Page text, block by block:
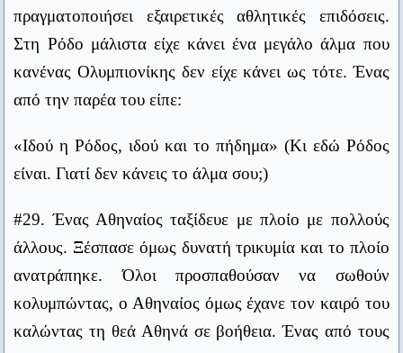
Η επανάληψις είναι μήτηρ της μαθήσεως.
Ανώνυμος
Σπεύδε βραδέως.
Πυθαγόρας
Έχω δώσει εντολές να με ξυπνούν οποιαδήποτε ώρα σε
συμβούλιο.
Αξία έχει η συμμετοχή και όχι η νίκη.
Ο πρώτος είναι πρώτος και ο δεύτερος δεν είναι τίποτα.
Αμερικανικό αθλητικό ρητό
#32. Η Ξανθίππη λέει στο Σωκράτη: «Άδικα σε
καταδίκασαν σε θάνατο».
Κι ο Σωκράτης:
#33. Ο Πλάτωνας επέπληξε κάποιον γιατί έπαιζε
παίζω στο παιχνίδι είναι ασήμαντα».
Ο Πλάτωνας του παρατήρησε: «Η συνήθεια όμως
να παίζεις δεν είναι καθόλου κάτι ασήμαντο».
πραγματοποιήσει εξαιρετικές αθλητικές επιδόσεις.
Στη Ρόδο μάλιστα είχε κάνει ένα μεγάλο άλμα που
κανένας Ολυμπιονίκης δεν είχε κάνει ως τότε. Ένας
από την παρέα του είπε:
«Ιδού η Ρόδος, ιδού και το πήδημα» (Κι εδώ Ρόδος
είναι. Γιατί δεν κάνεις το άλμα σου;)
#29. Ένας Αθηναίος ταξίδευε με πλοίο με πολλούς
άλλους. Ξέσπασε όμως δυνατή τρικυμία και το πλοίο
ανατράπηκε. Όλοι προσπαθούσαν να σωθούν
κολυμπώντας, ο Αθηναίος όμως έχανε τον καιρό του
καλώντας τη θεά Αθηνά σε βοήθεια. Ένας από τους